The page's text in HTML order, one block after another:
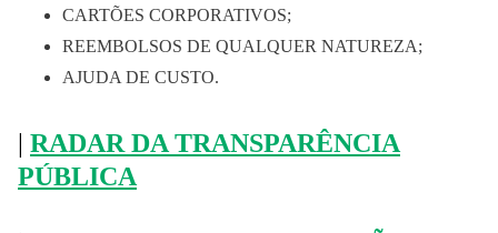
CARTÕES CORPORATIVOS;
REEMBOLSOS DE QUALQUER NATUREZA;
AJUDA DE CUSTO.
| RADAR DA TRANSPARÊNCIA
PÚBLICA